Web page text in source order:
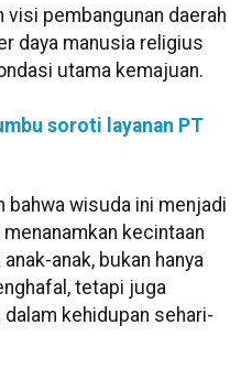
visi pembangunan daerah
daya manusia religius
utama kemajuan.
soroti layanan PT
bahwa wisuda ini menjadi
kecintaan
anak, bukan hanya
tetapi juga
kehidupan sehari-